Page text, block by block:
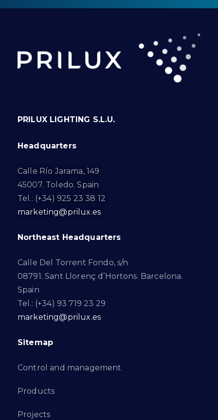
PRILUX LIGHTING S.L.U.
Headquarters
Calle Río Jarama, 149
45007. Toledo. Spain
Tel.: (+34) 925 23 38 12
marketing@prilux.es
Northeast Headquarters
Calle Del Torrent Fondo, s/n
08791. Sant Llorenç d’Hortons. Barcelona.
Spain
Tel.: (+34) 93 719 23 29
marketing@prilux.es
Sitemap
Control and management
Products
Projects